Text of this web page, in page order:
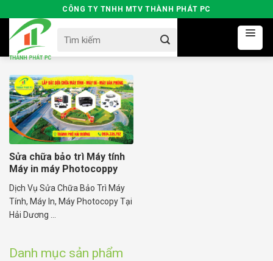
to
content
CÔNG TY TNHH MTV THÀNH PHÁT PC
for:
Danh mục sản phẩm
Sửa chữa bảo trì Máy tính
Máy in máy Photocoppy
Dịch Vụ Sửa Chữa Bảo Trì Máy
Tính, Máy In, Máy Photocopy Tại
Hải Dương ...